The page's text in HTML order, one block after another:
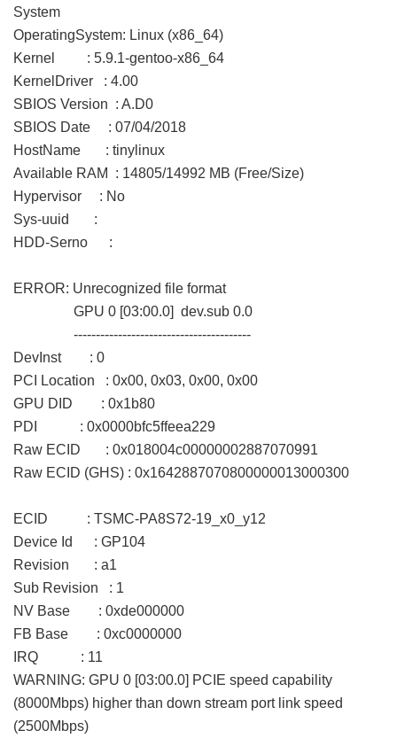
System
OperatingSystem: Linux (x86_64)
Kernel : 5.9.1-gentoo-x86_64
KernelDriver : 4.00
SBIOS Version : A.D0
SBIOS Date : 07/04/2018
HostName : tinylinux
Available RAM : 14805/14992 MB (Free/Size)
Hypervisor : No
Sys-uuid :
HDD-Serno :
ERROR: Unrecognized file format
GPU 0 [03:00.0] dev.sub 0.0
----------------------------------------
DevInst : 0
PCI Location : 0x00, 0x03, 0x00, 0x00
GPU DID : 0x1b80
PDI : 0x0000bfc5ffeea229
Raw ECID : 0x018004c00000002887070991
Raw ECID (GHS) : 0x1642887070800000013000300
ECID : TSMC-PA8S72-19_x0_y12
Device Id : GP104
Revision : a1
Sub Revision : 1
NV Base : 0xde000000
FB Base : 0xc0000000
IRQ : 11
WARNING: GPU 0 [03:00.0] PCIE speed capability
(8000Mbps) higher than down stream port link speed
(2500Mbps)